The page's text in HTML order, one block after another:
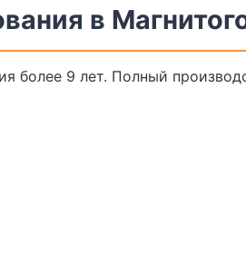
в
более 9 лет. Полный